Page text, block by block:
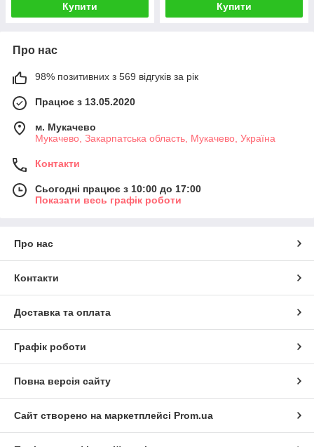
Купити Купити
Про нас
98% позитивних з 569 відгуків за рік
Працює з 13.05.2020
м. Мукачево
Мукачево, Закарпатська область, Мукачево, Україна
Контакти
Сьогодні працює з 10:00 до 17:00
Показати весь графік роботи
Про нас
Контакти
Доставка та оплата
Графік роботи
Повна версія сайту
Сайт створено на маркетплейсі Prom.ua